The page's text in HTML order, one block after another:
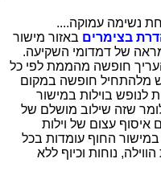
נשימה עמוקה....
בצימרים באזור מישור
של דמדומי השקיעה.
חופשה מהממת לפי כל
מלהתחיל חופשה במקום
לנופש בוילות במישור
שזה שילוב מושלם של
איסוף עצום של וילות
במישור החוף עומדות בכל
נוחות וכיוף ללא